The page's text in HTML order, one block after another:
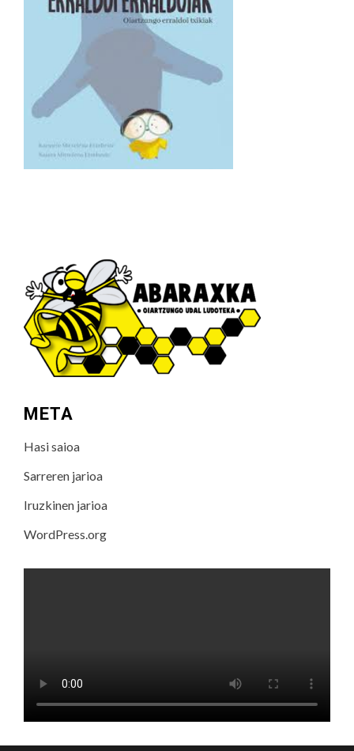
META
Hasi saioa
Sarreren jarioa
Iruzkinen jarioa
WordPress.org